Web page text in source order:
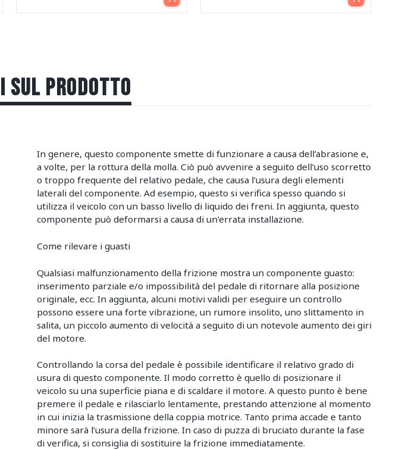
PRODOTTO
In genere, questo componente smette di funzionare a causa dell’abrasione e,
a volte, per la rottura della molla. Ciò può avvenire a seguito dell’uso scorretto
o troppo frequente del relativo pedale, che causa l’usura degli elementi
laterali del componente. Ad esempio, questo si verifica spesso quando si
utilizza il veicolo con un basso livello di liquido dei freni. In aggiunta, questo
componente può deformarsi a causa di un’errata installazione.
Come rilevare i guasti
Qualsiasi malfunzionamento della frizione mostra un componente guasto:
inserimento parziale e/o impossibilità del pedale di ritornare alla posizione
originale, ecc. In aggiunta, alcuni motivi validi per eseguire un controllo
possono essere una forte vibrazione, un rumore insolito, uno slittamento in
salita, un piccolo aumento di velocità a seguito di un notevole aumento dei giri
del motore.
Controllando la corsa del pedale è possibile identificare il relativo grado di
usura di questo componente. Il modo corretto è quello di posizionare il
veicolo su una superficie piana e di scaldare il motore. A questo punto è bene
premere il pedale e rilasciarlo lentamente, prestando attenzione al momento
in cui inizia la trasmissione della coppia motrice. Tanto prima accade e tanto
minore sarà l’usura della frizione. In caso di puzza di bruciato durante la fase
di verifica, si consiglia di sostituire la frizione immediatamente.